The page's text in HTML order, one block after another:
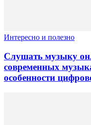
Интересно и полезно
Слушать музыку
современных
особенности